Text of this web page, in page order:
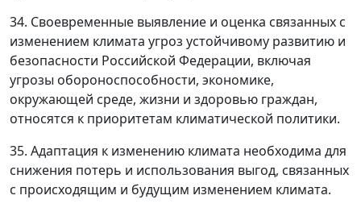
34. Своевременные выявление и оценка связанных с
изменением климата угроз устойчивому развитию и
безопасности Российской Федерации, включая
угрозы обороноспособности, экономике,
окружающей среде, жизни и здоровью граждан,
относятся к приоритетам климатической политики.
35. Адаптация к изменению климата необходима для
снижения потерь и использования выгод, связанных
с происходящим и будущим изменением климата.